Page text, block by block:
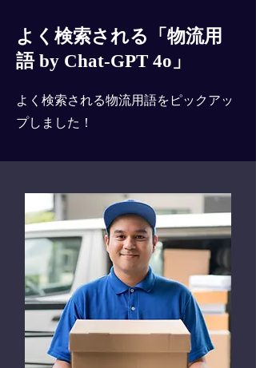
よく検索される「物流用
語 by Chat-GPT 4o」
よく検索される物流用語をピックアッ
プしました！